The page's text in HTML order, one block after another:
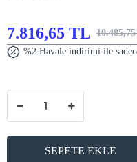
7.816,65 TL
%2 Havale indirimi ile
SEPETE EKLE